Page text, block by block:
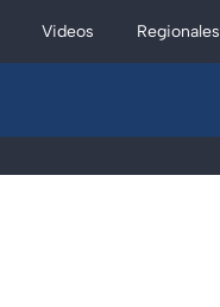
Videos Regionales